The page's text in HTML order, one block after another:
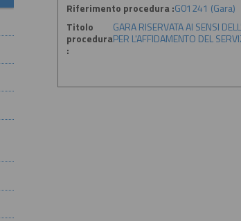
Riferimento procedura :G01241 (Gara)
Titolo
procedura
:
GARA RISERVATA AI SENSI
PER L'AFFIDAMENTO DEL